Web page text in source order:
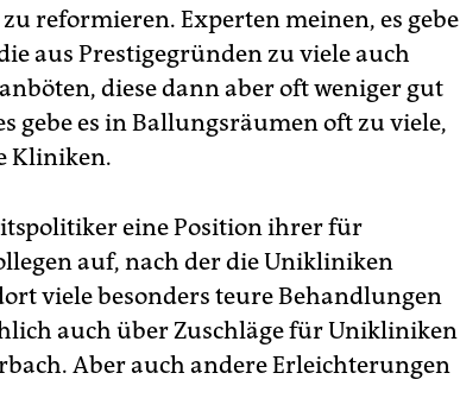
reformieren. Experten meinen, es gebe
aus Prestigegründen zu viele auch
diese dann aber oft weniger gut
gebe es in Ballungsräumen oft zu viele,
Kliniken.
eine Position ihrer für
auf, nach der die Unikliniken
viele besonders teure Behandlungen
auch über Zuschläge für Unikliniken
Aber auch andere Erleichterungen